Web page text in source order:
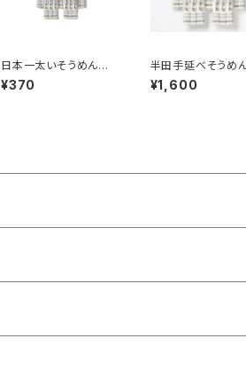
日本一太いそうめん
「半田そうめん」
¥370
半田手延べそうめ
0g x 5袋
¥1,600